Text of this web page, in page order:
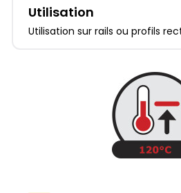
Utilisation
Utilisation sur rails ou profils